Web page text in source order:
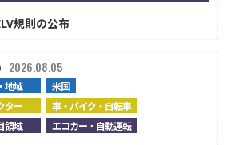
規則の公布
地域
米国
ター
車・バイク・自転車
領域
エコカー・自動運転
2026.08.05